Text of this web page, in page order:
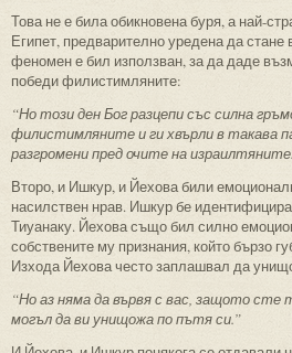
Това не е била обикновена буря, а най-
Египет, предварително уредена да
феномен е бил използван, за да даде
победи филистимляните:
“Но този ден Бог разцепи със силна
филистимляните и ги хвърли в такава
разгромени пред очите на
Второ, и Ишкур, и Йехова били
насилствен нрав. Ишкур бе
Тиуанаку. Йехова също бил силно
собствените му признания, който бързо
Изхода Йехова често заплашвал да
“Но аз няма да вървя с вас, защото сте
могъл да ви унищожа по пътя си.”